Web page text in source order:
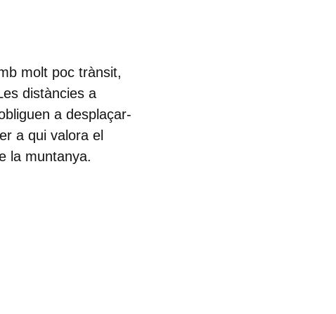
molt poc trànsit,
distàncies a
a desplaçar-
a qui valora el
la muntanya.